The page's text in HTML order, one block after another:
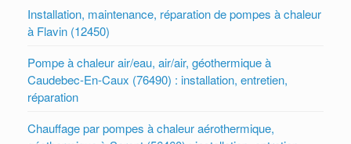
Installation, maintenance, réparation de pompes à chaleur
à Flavin (12450)
Pompe à chaleur air/eau, air/air, géothermique à
Caudebec-En-Caux (76490) : installation, entretien,
réparation
Chauffage par pompes à chaleur aérothermique,